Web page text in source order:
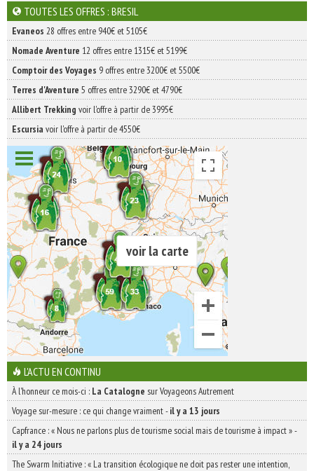
INSCRIVEZ-VOUS | ABONNEZ-VOUS
TOUTES LES OFFRES : BRESIL
Evaneos 28 offres entre 940€ et 5105€
Nomade Aventure 12 offres entre 1315€ et 5199€
Comptoir des Voyages 9 offres entre 3200€ et 5500€
Terres d'Aventure 5 offres entre 3290€ et 4790€
Allibert Trekking voir l'offre à partir de 3995€
Escursia voir l'offre à partir de 4550€
voir la carte
L'ACTU EN CONTINU
À l'honneur ce mois-ci : La Catalogne sur Voyageons Autrement
Voyage sur-mesure : ce qui change vraiment-il y a 13 jours
Capfrance : « Nous ne parlons plus de tourisme social mais de tourisme à impact »-
il y a 24 jours
The Swarm Initiative : « La transition écologique ne doit pas rester une intention,